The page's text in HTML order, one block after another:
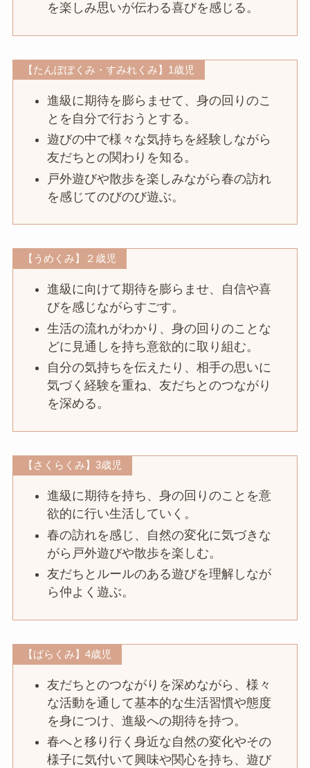
を楽しみ思いが伝わる喜びを感じる。
【たんぽぽくみ・すみれくみ】1歳児
進級に期待を膨らませて、身の回りのこ
とを自分で行おうとする。
遊びの中で様々な気持ちを経験しながら
友だちとの関わりを知る。
戸外遊びや散歩を楽しみながら春の訪れ
を感じてのびのび遊ぶ。
【うめくみ】２歳児
進級に向けて期待を膨らませ、自信や喜
びを感じながらすごす。
生活の流れがわかり、身の回りのことな
どに見通しを持ち意欲的に取り組む。
自分の気持ちを伝えたり、相手の思いに
気づく経験を重ね、友だちとのつながり
を深める。
【さくらくみ】3歳児
進級に期待を持ち、身の回りのことを意
欲的に行い生活していく。
春の訪れを感じ、自然の変化に気づきな
がら戸外遊びや散歩を楽しむ。
友だちとルールのある遊びを理解しなが
ら仲よく遊ぶ。
【ばらくみ】4歳児
友だちとのつながりを深めながら、様々
な活動を通して基本的な生活習慣や態度
を身につけ、進級への期待を持つ。
春へと移り行く身近な自然の変化やその
様子に気付いて興味や関心を持ち、遊び